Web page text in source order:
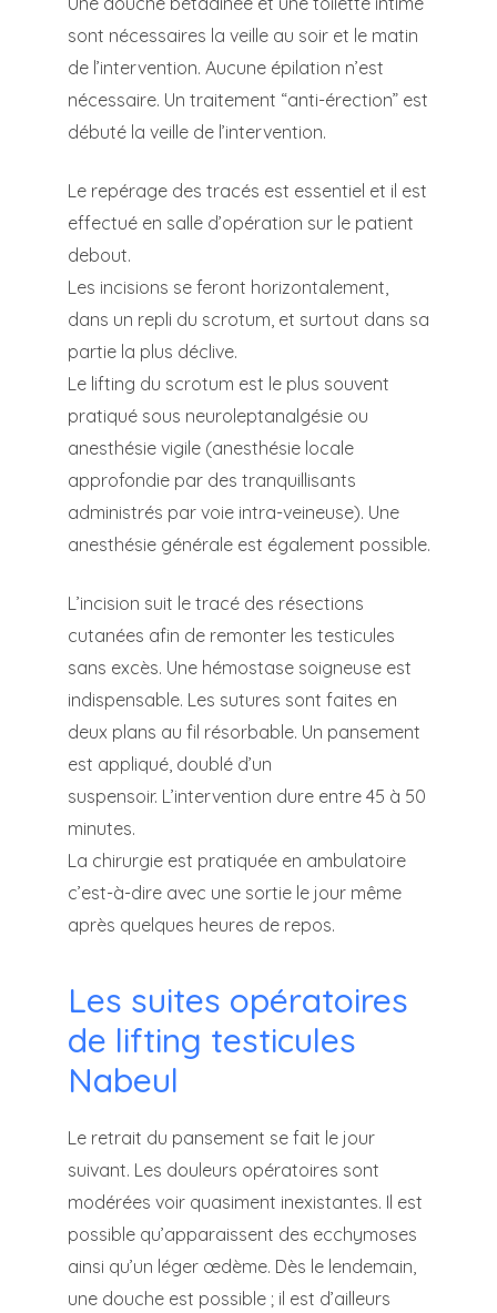
sont nécessaires la veille au soir et le matin
de l’intervention. Aucune épilation n’est
nécessaire. Un traitement “anti-érection” est
débuté la veille de l’intervention.
Le repérage des tracés est essentiel et il est
effectué en salle d’opération sur le patient
debout.
Les incisions se feront horizontalement,
dans un repli du scrotum, et surtout dans sa
partie la plus déclive.
Le lifting du scrotum est le plus souvent
pratiqué sous neuroleptanalgésie ou
anesthésie vigile (anesthésie locale
approfondie par des tranquillisants
administrés par voie intra-veineuse). Une
anesthésie générale est également possible.
L’incision suit le tracé des résections
cutanées afin de remonter les testicules
sans excès. Une hémostase soigneuse est
indispensable. Les sutures sont faites en
deux plans au fil résorbable. Un pansement
est appliqué, doublé d’un
suspensoir. L’intervention dure entre 45 à 50
minutes.
La chirurgie est pratiquée en ambulatoire
c’est-à-dire avec une sortie le jour même
après quelques heures de repos.
Les suites opératoires
de lifting testicules
Nabeul
Le retrait du pansement se fait le jour
suivant. Les douleurs opératoires sont
modérées voir quasiment inexistantes. Il est
possible qu’apparaissent des ecchymoses
ainsi qu’un léger œdème. Dès le lendemain,
une douche est possible ; il est d’ailleurs